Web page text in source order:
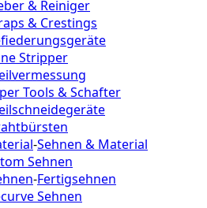
& Reiniger
& Crestings
Stripper
Tools & Schafter
-Sehnen & Material
Sehnen
-Fertigsehnen
Sehnen